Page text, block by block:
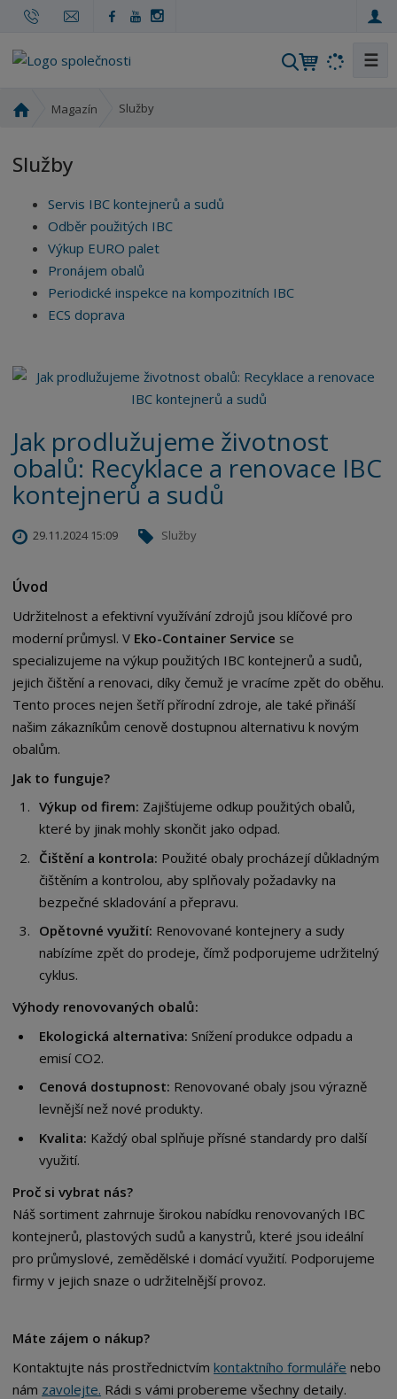
V
☰
d
s
t
a
Magazín Služby
Služby
Servis IBC kontejnerů a sudů
Odběr použitých IBC
Výkup EURO palet
Pronájem obalů
Periodické inspekce na kompozitních IBC
ECS doprava
Jak prodlužujeme životnost
obalů: Recyklace a renovace IBC
kontejnerů a sudů
29.11.2024 15:09 Služby
Úvod
Udržitelnost a efektivní využívání zdrojů jsou klíčové pro
moderní průmysl. V Eko-Container Service se
specializujeme na výkup použitých IBC kontejnerů a sudů,
jejich čištění a renovaci, díky čemuž je vracíme zpět do oběhu.
Tento proces nejen šetří přírodní zdroje, ale také přináší
našim zákazníkům cenově dostupnou alternativu k novým
obalům.
Jak to funguje?
Výkup od firem: Zajišťujeme odkup použitých obalů,
které by jinak mohly skončit jako odpad.
Čištění a kontrola: Použité obaly procházejí důkladným
čištěním a kontrolou, aby splňovaly požadavky na
bezpečné skladování a přepravu.
Opětovné využití: Renovované kontejnery a sudy
nabízíme zpět do prodeje, čímž podporujeme udržitelný
cyklus.
Výhody renovovaných obalů:
Ekologická alternativa: Snížení produkce odpadu a
emisí CO2.
Cenová dostupnost: Renovované obaly jsou výrazně
levnější než nové produkty.
Kvalita: Každý obal splňuje přísné standardy pro další
využití.
Proč si vybrat nás?
Náš sortiment zahrnuje širokou nabídku renovovaných IBC
kontejnerů, plastových sudů a kanystrů, které jsou ideální
pro průmyslové, zemědělské i domácí využití. Podporujeme
firmy v jejich snaze o udržitelnější provoz.
Máte zájem o nákup?
Kontaktujte nás prostřednictvímkontaktního formuláře nebo
nám zavolejte. Rádi s vámi probereme všechny detaily.